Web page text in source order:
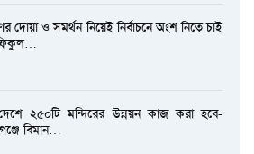
দোয়া ও সমর্থন নিয়েই নির্বাচনে অংশ নিতে চাই
২৫০টি মন্দিরের উন্নয়ন কাজ করা হবে-
বিমান…